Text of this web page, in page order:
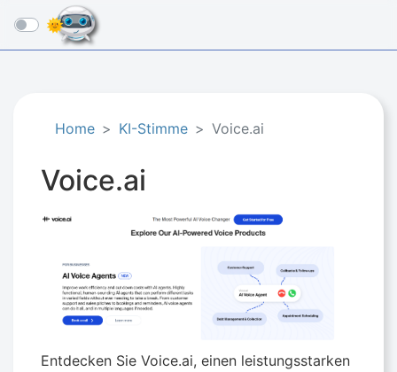
☰
Home KI-Stimme Voice.ai
Voice.ai
Entdecken Sie Voice.ai, einen leistungsstarken